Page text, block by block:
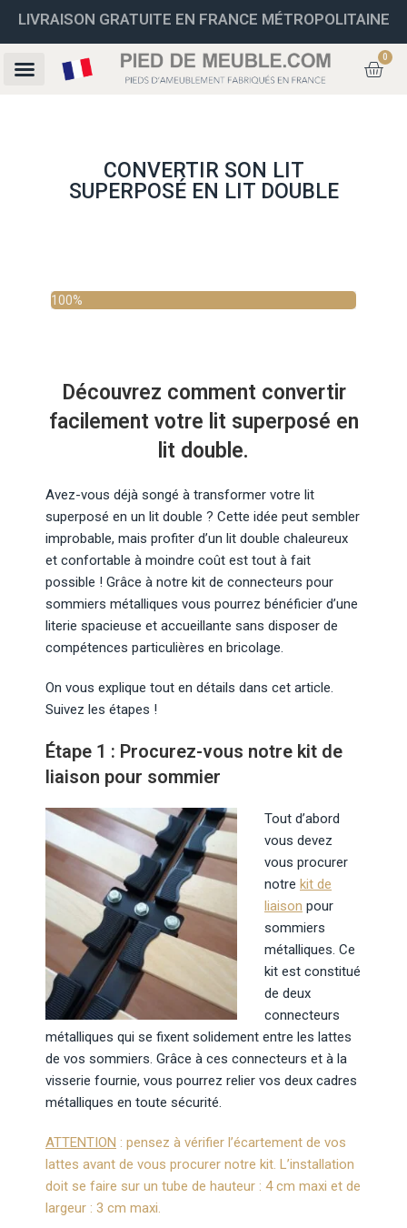
LIVRAISON GRATUITE EN FRANCE MÉTROPOLITAINE
0
CONVERTIR SON LIT
SUPERPOSÉ EN LIT DOUBLE
100%
Découvrez comment convertir
facilement votre lit superposé en
lit double.
Avez-vous déjà songé à transformer votre lit
superposé en un lit double ? Cette idée peut sembler
improbable, mais profiter d’un lit double chaleureux
et confortable à moindre coût est tout à fait
possible ! Grâce à notre kit de connecteurs pour
sommiers métalliques vous pourrez bénéficier d’une
literie spacieuse et accueillante sans disposer de
compétences particulières en bricolage.
On vous explique tout en détails dans cet article.
Suivez les étapes !
Étape 1 : Procurez-vous notre kit de
liaison pour sommier
Tout d’abord
vous devez
vous procurer
notre kit de
liaison pour
sommiers
métalliques. Ce
kit est constitué
de deux
connecteurs
métalliques qui se fixent solidement entre les lattes
de vos sommiers. Grâce à ces connecteurs et à la
visserie fournie, vous pourrez relier vos deux cadres
métalliques en toute sécurité.
ATTENTION : pensez à vérifier l’écartement de vos
lattes avant de vous procurer notre kit. L’installation
doit se faire sur un tube de hauteur : 4 cm maxi et de
largeur : 3 cm maxi.